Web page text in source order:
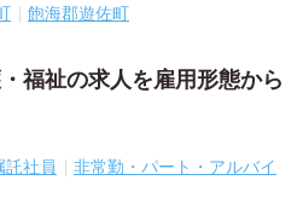
飽海郡遊佐町
福祉の求人を雇用形態から
託社員
非常勤・パート・アルバイ